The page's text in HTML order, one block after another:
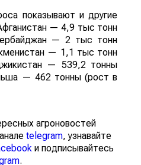
показывают и другие
— 4,9 тыс тонн
— 2 тыс тонн
— 1,1 тыс тонн
— 539,2 тонны
— 462 тонны (рост в
агроновостей
telegram, узнавайте
и подписывайтесь
.